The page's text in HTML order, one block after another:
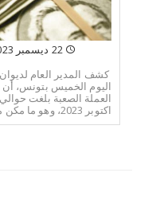
22 ديسمبر 2023
كشف المدير العام
اليوم الخميس بتونس، أن
اكتوبر 2023، وهو ما مكن من تغ...